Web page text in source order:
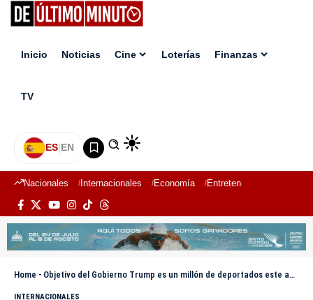
Inicio Noticias Cine Loterías Finanzas
TV
ES|EN
Nacionales Internacionales Economía Entretenimiento
Home - Objetivo del Gobierno Trump es un millón de deportados este año, según The Washington Post
INTERNACIONALES